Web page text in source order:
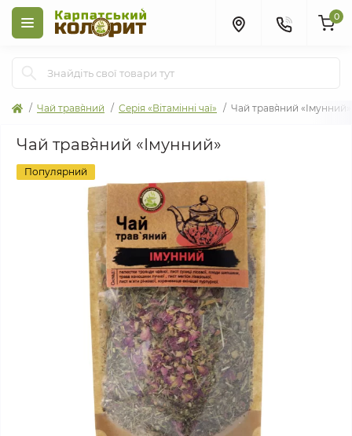
0
Чай трав`яний Серія «Вітамінні чаї» Чай трав`яний «Імунний»
Чай трав`яний «Імунний»
Популярний